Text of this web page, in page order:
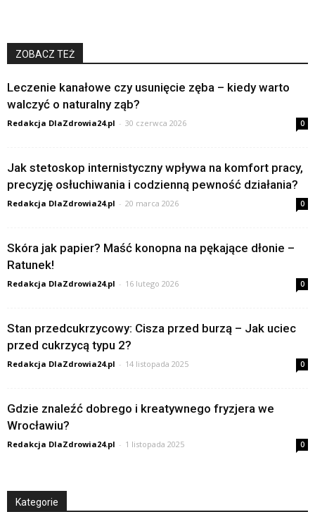
ZOBACZ TEŻ
Leczenie kanałowe czy usunięcie zęba – kiedy warto
walczyć o naturalny ząb?
Redakcja DlaZdrowia24.pl - 30 czerwca 2026 0
Jak stetoskop internistyczny wpływa na komfort pracy,
precyzję osłuchiwania i codzienną pewność działania?
Redakcja DlaZdrowia24.pl - 20 marca 2026 0
Skóra jak papier? Maść konopna na pękające dłonie –
Ratunek!
Redakcja DlaZdrowia24.pl - 16 lutego 2026 0
Stan przedcukrzycowy: Cisza przed burzą – Jak uciec
przed cukrzycą typu 2?
Redakcja DlaZdrowia24.pl - 14 listopada 2025 0
Gdzie znaleźć dobrego i kreatywnego fryzjera we
Wrocławiu?
Redakcja DlaZdrowia24.pl - 1 listopada 2025 0
Kategorie